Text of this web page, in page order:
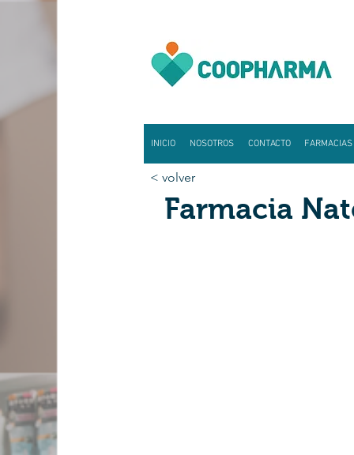
INICIO NOSOTROS CONTACTO FARMACIAS
< volver
Farmacia